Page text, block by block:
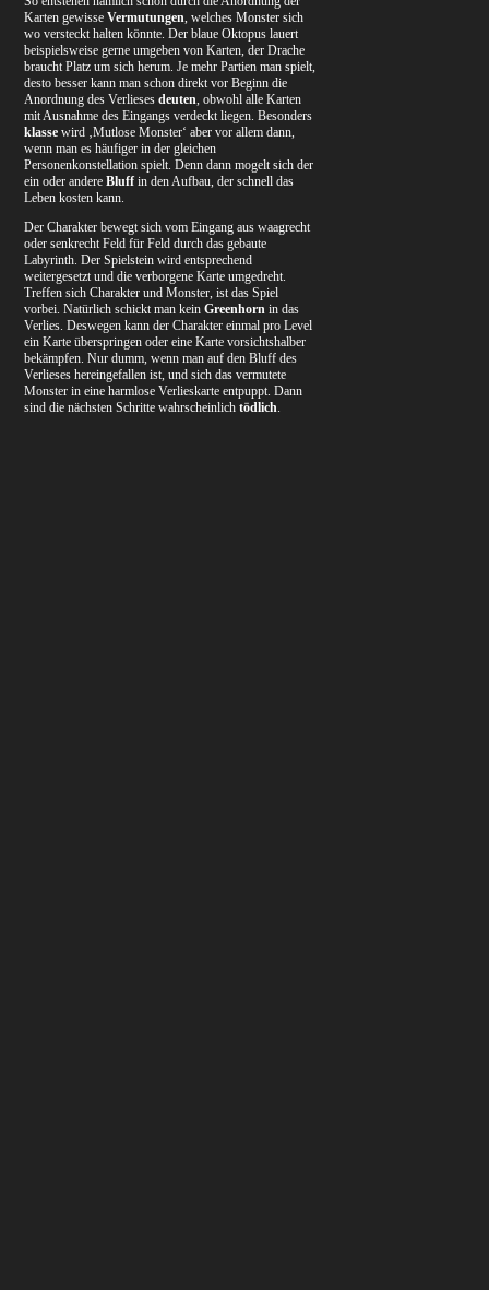
Karten gewisseVermutungen, welches Monster sich
wo versteckt halten könnte. Der blaue Oktopus lauert
beispielsweise gerne umgeben von Karten, der Drache
braucht Platz um sich herum. Je mehr Partien man spielt,
desto besser kann man schon direkt vor Beginn die
Anordnung des Verliesesdeuten, obwohl alle Karten
mit Ausnahme des Eingangs verdeckt liegen. Besonders
klasse wird ‚Mutlose Monster‘ aber vor allem dann,
wenn man es häufiger in der gleichen
Personenkonstellation spielt. Denn dann mogelt sich der
ein oder andereBluff in den Aufbau, der schnell das
Leben kosten kann.
Der Charakter bewegt sich vom Eingang aus waagrecht
oder senkrecht Feld für Feld durch das gebaute
Labyrinth. Der Spielstein wird entsprechend
weitergesetzt und die verborgene Karte umgedreht.
Treffen sich Charakter und Monster, ist das Spiel
vorbei. Natürlich schickt man keinGreenhorn in das
Verlies. Deswegen kann der Charakter einmal pro Level
ein Karte überspringen oder eine Karte vorsichtshalber
bekämpfen. Nur dumm, wenn man auf den Bluff des
Verlieses hereingefallen ist, und sich das vermutete
Monster in eine harmlose Verlieskarte entpuppt. Dann
sind die nächsten Schritte wahrscheinlichtödlich.